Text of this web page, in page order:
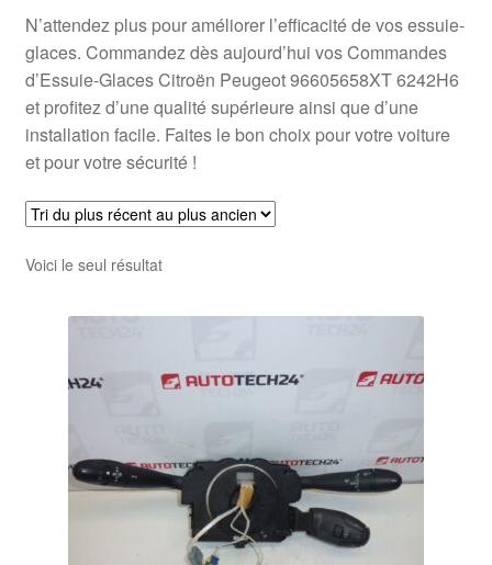
N’attendez plus pour améliorer l’efficacité de vos essuie-
glaces. Commandez dès aujourd’hui vos Commandes
d’Essuie-Glaces Citroën Peugeot 96605658XT 6242H6
et profitez d’une qualité supérieure ainsi que d’une
installation facile. Faites le bon choix pour votre voiture
et pour votre sécurité !
Voici le seul résultat